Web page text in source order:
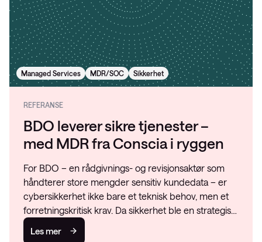
Managed Services MDR/SOC Sikkerhet
REFERANSE
BDO leverer sikre tjenester –
med MDR fra Conscia i ryggen
For BDO – en rådgivnings- og revisjonsaktør som
håndterer store mengder sensitiv kundedata – er
cybersikkerhet ikke bare et teknisk behov, men et
forretningskritisk krav. Da sikkerhet ble en strategis…
Les mer